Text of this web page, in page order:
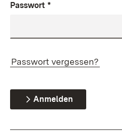
Passwort *
Passwort vergessen?
Anmelden